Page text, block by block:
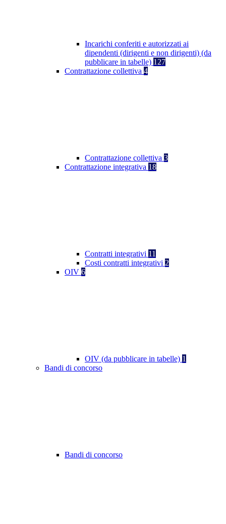
Incarichi conferiti e autorizzati ai
dipendenti (dirigenti e non dirigenti) (da
pubblicare in tabelle) 127
Contrattazione collettiva 4
Contrattazione collettiva 3
Contrattazione integrativa 18
Contratti integrativi 11
Costi contratti integrativi 2
OIV 6
OIV (da pubblicare in tabelle) 1
Bandi di concorso
Bandi di concorso